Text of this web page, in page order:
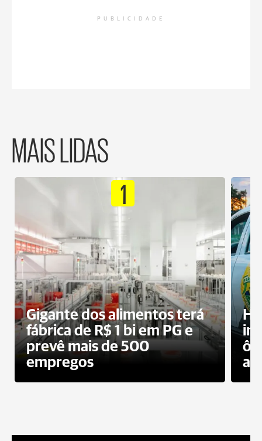
PUBLICIDADE
MAIS LIDAS
1
Gigante dos alimentos terá
fábrica de R$ 1 bi em PG e
prevê mais de 500
empregos